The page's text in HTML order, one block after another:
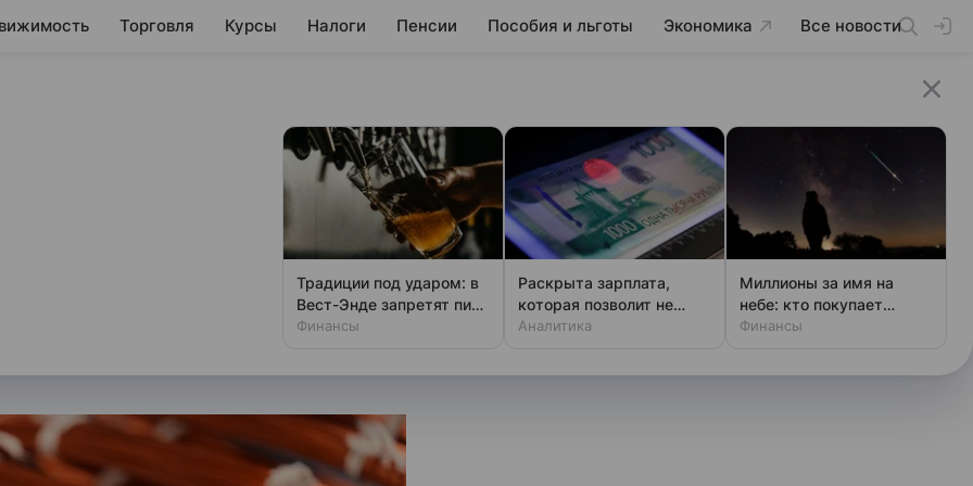
Торговля Курсы Налоги Пенсии Пособия и льготы Экономика Все новости
в пятницу
Традиции под ударом: в
Вест-Энде запретят пить
у стойки
Финансы
Раскрыта зарплата,
которая позволит не
чувствовать зависти
Аналитика
Миллионы за имя на
небе: кто покупает
звезды
Финансы